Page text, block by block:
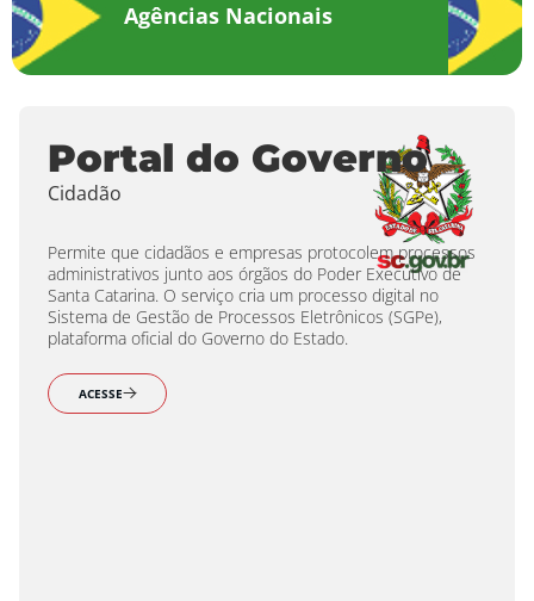
Agências Nacionais
Portal do Governo
Cidadão
Permite que cidadãos e empresas protocolem processos
administrativos junto aos órgãos do Poder Executivo de
Santa Catarina. O serviço cria um processo digital no
Sistema de Gestão de Processos Eletrônicos (SGPe),
plataforma oficial do Governo do Estado.
ACESSE